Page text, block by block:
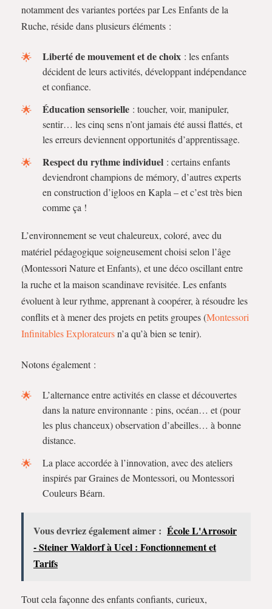
notamment des variantes portées par Les Enfants de la
Ruche, réside dans plusieurs éléments :
Liberté de mouvement et de choix : les enfants
décident de leurs activités, développant indépendance
et confiance.
Éducation sensorielle : toucher, voir, manipuler,
sentir… les cinq sens n’ont jamais été aussi flattés, et
les erreurs deviennent opportunités d’apprentissage.
Respect du rythme individuel : certains enfants
deviendront champions de mémory, d’autres experts
en construction d’igloos en Kapla – et c’est très bien
comme ça !
L’environnement se veut chaleureux, coloré, avec du
matériel pédagogique soigneusement choisi selon l’âge
(Montessori Nature et Enfants), et une déco oscillant entre
la ruche et la maison scandinave revisitée. Les enfants
évoluent à leur rythme, apprenant à coopérer, à résoudre les
conflits et à mener des projets en petits groupes (Montessori
Infinitables Explorateursn’a qu’à bien se tenir).
Notons également :
L’alternance entre activités en classe et découvertes
dans la nature environnante : pins, océan… et (pour
les plus chanceux) observation d’abeilles… à bonne
distance.
La place accordée à l’innovation, avec des ateliers
inspirés par Graines de Montessori, ou Montessori
Couleurs Béarn.
Vous devriez également aimer : École L'Arrosoir
- Steiner Waldorf à Ucel : Fonctionnement et
Tarifs
Tout cela façonne des enfants confiants, curieux,